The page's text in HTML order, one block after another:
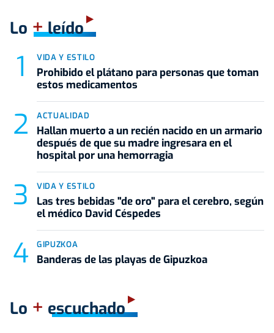
Lo +leído
VIDA Y ESTILO
Prohibido el plátano para personas que toman
estos medicamentos
ACTUALIDAD
Hallan muerto a un recién nacido en un armario
después de que su madre ingresara en el
hospital por una hemorragia
VIDA Y ESTILO
Las tres bebidas "de oro" para el cerebro, según
el médico David Céspedes
GIPUZKOA
Banderas de las playas de Gipuzkoa
Lo + escuchado